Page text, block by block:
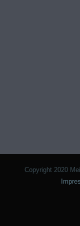
Copyright 2020